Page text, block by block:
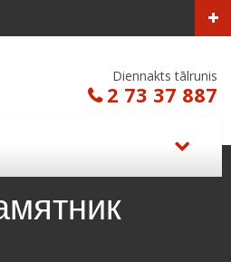
Diennakts tālrunis
2 73 37 887